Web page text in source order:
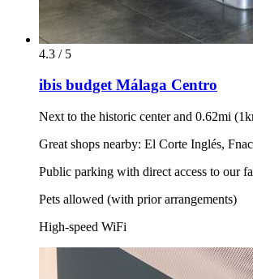
4.3 / 5
ibis budget Málaga Centro
Next to the historic center and 0.62mi
Great shops nearby: El Corte Inglés,
Public parking with direct access to our
Pets allowed (with prior arrangements)
High-speed WiFi